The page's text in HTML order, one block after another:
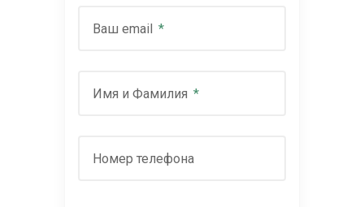
Ваш email
Имя и Фамилия
Номер телефона